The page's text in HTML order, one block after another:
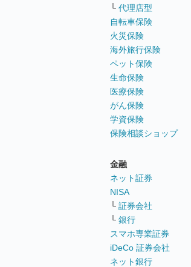
└ 代理店型
自転車保険
火災保険
海外旅行保険
ペット保険
生命保険
医療保険
がん保険
学資保険
保険相談ショップ
金融
ネット証券
NISA
└ 証券会社
└ 銀行
スマホ専業証券
iDeCo 証券会社
ネット銀行